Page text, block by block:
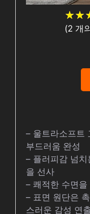
★★
★★
(2 개
– 울트라소프트
부드러움 완성
– 플러피감 넘
을 선사
– 쾌적한 수면
– 표면 원단은
스러운 감성 연